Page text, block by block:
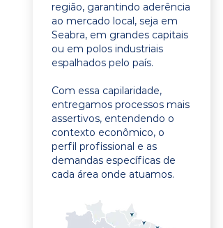
região, garantindo aderência
ao mercado local, seja em
Seabra, em grandes capitais
ou em polos industriais
espalhados pelo país.
Com essa capilaridade,
entregamos processos mais
assertivos, entendendo o
contexto econômico, o
perfil profissional e as
demandas específicas de
cada área onde atuamos.